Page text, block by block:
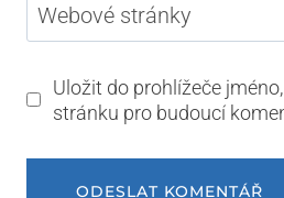
Webové stránky
Uložit do prohlížeče
stránku pro budoucí